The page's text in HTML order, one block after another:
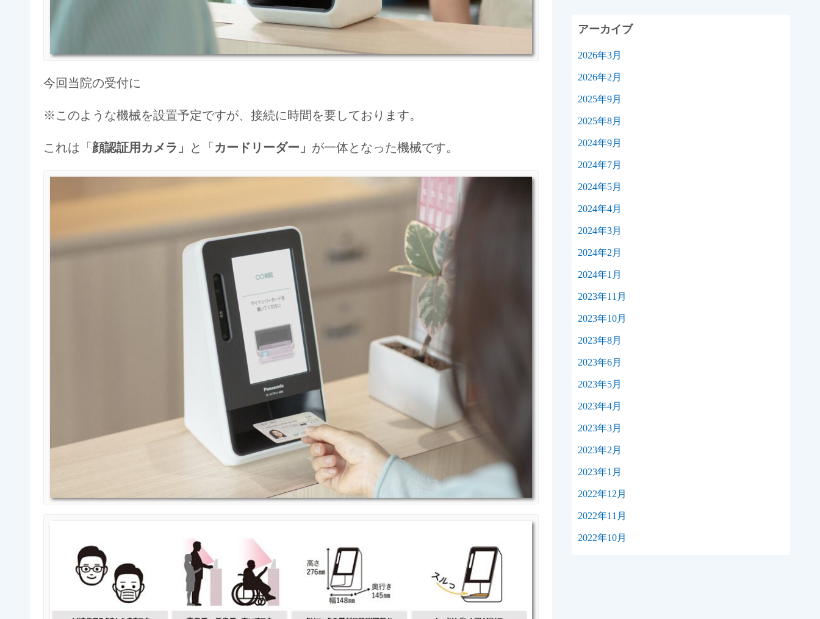
今回当院の受付に
※このような機械を設置予定ですが、接続に時間を要しております。
これは「 顔認証用カメラ」 と「 カードリーダー」 が一体となった機械です。
アーカイブ
2026年3月
2026年2月
2025年9月
2025年8月
2024年9月
2024年7月
2024年5月
2024年4月
2024年3月
2024年2月
2024年1月
2023年11月
2023年10月
2023年8月
2023年6月
2023年5月
2023年4月
2023年3月
2023年2月
2023年1月
2022年12月
2022年11月
2022年10月